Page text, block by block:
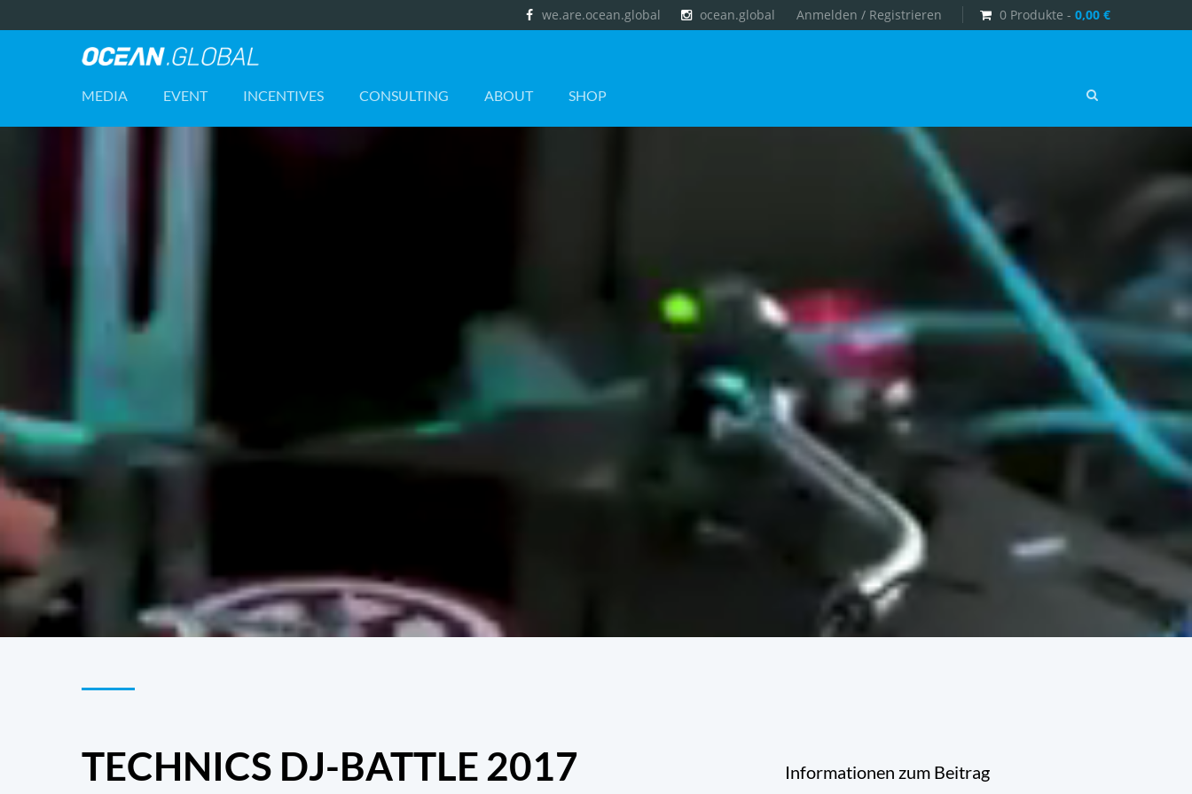
Social
Media
we.are.ocean.global ocean.global Anmelden / Registrieren 0 Produkte - 0,00 €
MEDIA
EVENT INCENTIVES CONSULTING ABOUT SHOP
TECHNICS DJ-BATTLE 2017 Informationen zum Beitrag